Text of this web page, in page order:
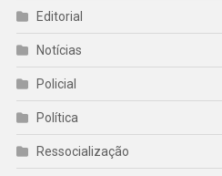
Editorial
Notícias
Policial
Política
Ressocialização